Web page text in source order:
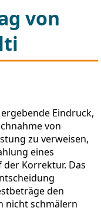
von
Eindruck,
von
zu verweisen,
eines
Korrektur. Das
den
nicht schmälern